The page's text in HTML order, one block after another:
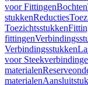
voor FittingenBochten
stukkenReducties
Toezichtsstukken
fittingen
Verbindingsstukken
voor
materialen
materialen